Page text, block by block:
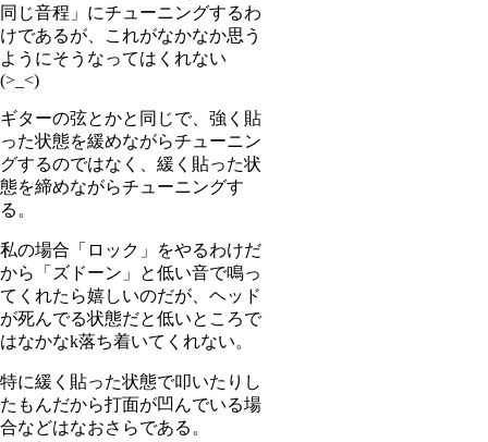
同じ音程」にチューニングするわ
けであるが、これがなかなか思う
ようにそうなってはくれない
(>_<)
ギターの弦とかと同じで、強く貼
った状態を緩めながらチューニン
グするのではなく、緩く貼った状
態を締めながらチューニングす
る。
私の場合「ロック」をやるわけだ
から「ズドーン」と低い音で鳴っ
てくれたら嬉しいのだが、ヘッド
が死んでる状態だと低いところで
はなかなk落ち着いてくれない。
特に緩く貼った状態で叩いたりし
たもんだから打面が凹んでいる場
合などはなおさらである。